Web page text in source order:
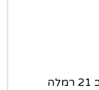
כתובת לשליחת מכתבים: רחוב סוקולוב 21 רמלה